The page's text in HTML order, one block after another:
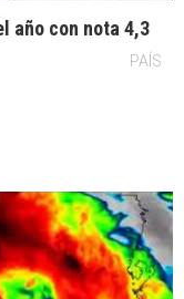
año con nota 4,3
PAÍS